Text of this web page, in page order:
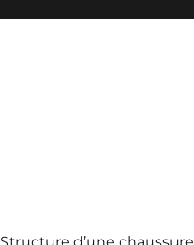
Structure d’une chaussure